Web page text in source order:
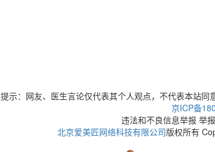
提示：网友、医生言论仅代表其个人观点，不代表本站同
京ICP备
违法和不良信息举报 举
北京爱美匠网络科技有限公司版权所有